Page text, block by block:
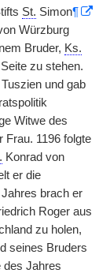
St. Simon¶
Würzburg
Bruder, Ks.
zu stehen.
und gab
Witwe des
Frau. 1196 folgte
Konrad von
er die
brach er
Roger aus
zu holen,
seines Bruders
des Jahres